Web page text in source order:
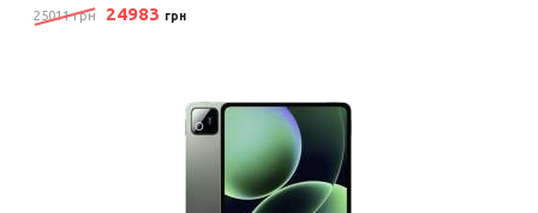
25011 грн 24983 грн